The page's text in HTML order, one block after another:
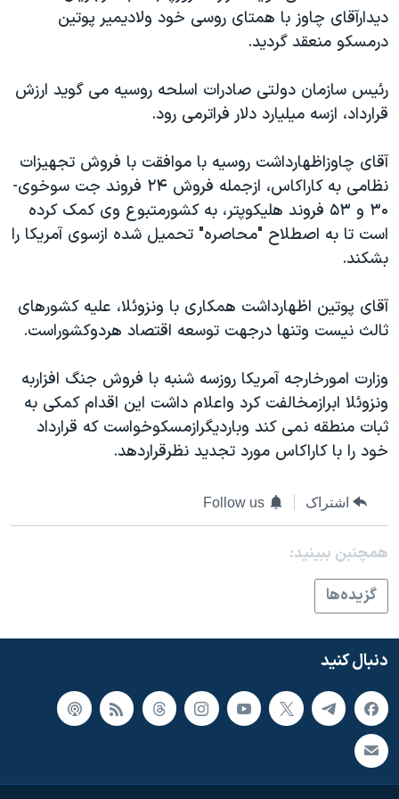
فرهنگ و زندگی
حقوق شهروندی
اقتصادی
علم و فناوری
گالری عکس
آرشیو پخش زنده
مستندها
انتخابات ریاست جمهوری آمریکا ۲۰۲۴
حمله جمهوری اسلامی به اسرائیل
رمز مهسا
اعتراضات زن، زندگی، آزادی
مجموعه مستندهای دادخواهی
تریبونال مردمی آبان ۹۸
چهل سال گروگان‌گیری
قانون شفافیت دارائی کادر رهبری ایران
اعتراضات مردمی آبان ۹۸
اسرائیل در جنگ
نرگس محمدی برنده جایزه نوبل صلح
صفحه‌های ویژه
سفر پرزیدنت ترامپ به چین
دنبال کنید
ديدارآقای چاوز با همتای روسی خود ولاديمير پوتين
درمسکو منعقد گرديد.
رئيس سازمان دولتی صادرات اسلحه روسيه می گويد ارزش
قرارداد، ازسه ميليارد دلار فراترمی رود.
آقای چاوزاظهارداشت روسيه با موافقت با فروش تجهيزات
نظامی به کاراکاس، ازجمله فروش ۲۴ فروند جت سوخوی-
۳۰ و ۵۳ فروند هليکوپتر، به کشورمتبوع وی کمک کرده
است تا به اصطلاح "محاصره" تحميل شده ازسوی آمريکا را
بشکند.
آقای پوتين اظهارداشت همکاری با ونزوئلا، عليه کشورهای
ثالث نيست وتنها درجهت توسعه اقتصاد هردوکشوراست.
وزارت امورخارجه آمريکا روزسه شنبه با فروش جنگ افزاربه
ونزوئلا ابرازمخالفت کرد واعلام داشت اين اقدام کمکی به
ثبات منطقه نمی کند وبارديگرازمسکوخواست که قرارداد
خود را با کاراکاس مورد تجديد نظرقراردهد.
اشتراک Follow us
همچنبن ببینید:
گزيده‌ها
دنبال کنید